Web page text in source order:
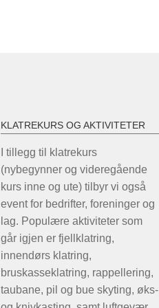
KLATREKURS OG AKTIVITETER
I tillegg til klatrekurs
(nybegynner og videregående
kurs inne og ute) tilbyr vi også
event for bedrifter, foreninger og
lag. Populære aktiviteter som
går igjen er fjellklatring,
innendørs klatring,
bruskasseklatring, rappellering,
taubane, pil og bue skyting, øks-